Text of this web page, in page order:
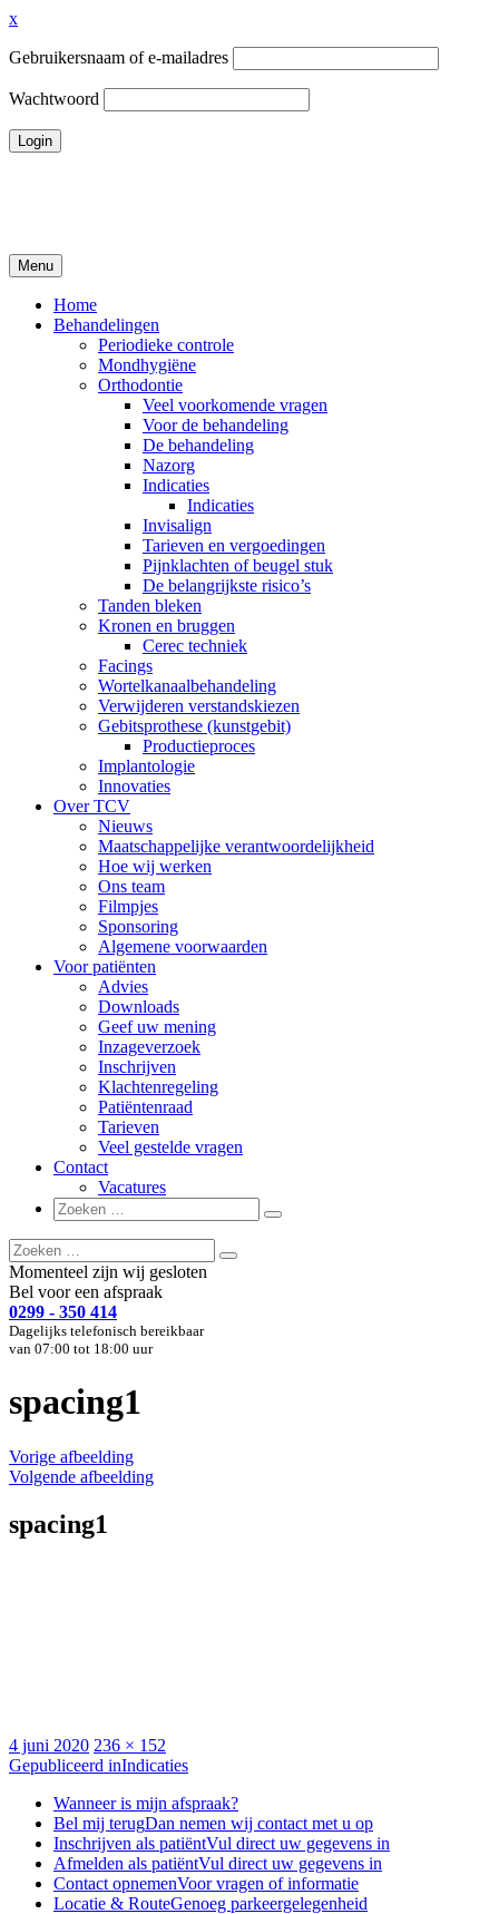
x
Gebruikersnaam of e-mailadres
Wachtwoord
Tandheelkundigcentrum Volendam
Menu
Home
Behandelingen
Periodieke controle
Mondhygiëne
Orthodontie
Veel voorkomende vragen
Voor de behandeling
De behandeling
Nazorg
Indicaties
Indicaties
Invisalign
Tarieven en vergoedingen
Pijnklachten of beugel stuk
De belangrijkste risico’s
Tanden bleken
Kronen en bruggen
Cerec techniek
Facings
Wortelkanaalbehandeling
Verwijderen verstandskiezen
Gebitsprothese (kunstgebit)
Productieproces
Implantologie
Innovaties
Over TCV
Nieuws
Maatschappelijke verantwoordelijkheid
Hoe wij werken
Ons team
Filmpjes
Sponsoring
Algemene voorwaarden
Voor patiënten
Advies
Downloads
Geef uw mening
Inzageverzoek
Inschrijven
Klachtenregeling
Patiëntenraad
Tarieven
Veel gestelde vragen
Contact
Vacatures
Zoeken
naar:
Zoeken
Zoeken
naar:
Zoeken
Momenteel zijn wij gesloten
Bel voor een afspraak
0299 - 350 414
Dagelijks telefonisch bereikbaar
van 07:00 tot 18:00 uur
spacing1
Vorige afbeelding
Volgende afbeelding
spacing1
Geplaatst
op
4 juni 2020 Volledige
grootte
236 × 152
Bericht
navigatie
Gepubliceerd inIndicaties
Wanneer is mijn afspraak?
Bel mij terugDan nemen wij contact met u op
Inschrijven als patiëntVul direct uw gegevens in
Afmelden als patiëntVul direct uw gegevens in
Contact opnemenVoor vragen of informatie
Locatie & RouteGenoeg parkeergelegenheid